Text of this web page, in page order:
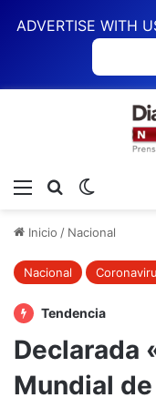
ADVERTISE WITH
Menú Buscar
Inicio / Nacional
Nacional
Tendencia
Declarada
Mundial